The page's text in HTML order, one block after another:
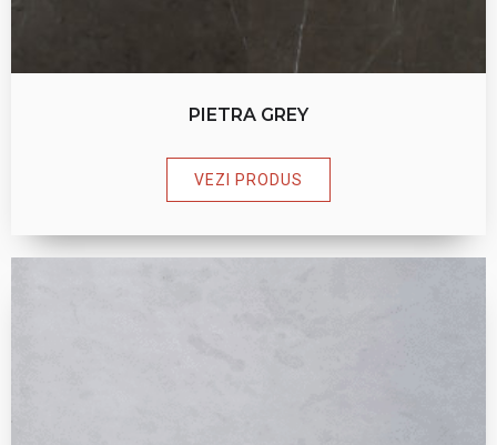
PIETRA GREY
VEZI PRODUS